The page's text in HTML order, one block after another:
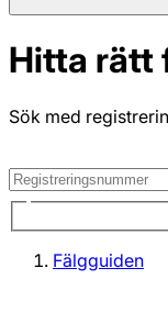
Hitta rätt
Sök med
Fälgguiden